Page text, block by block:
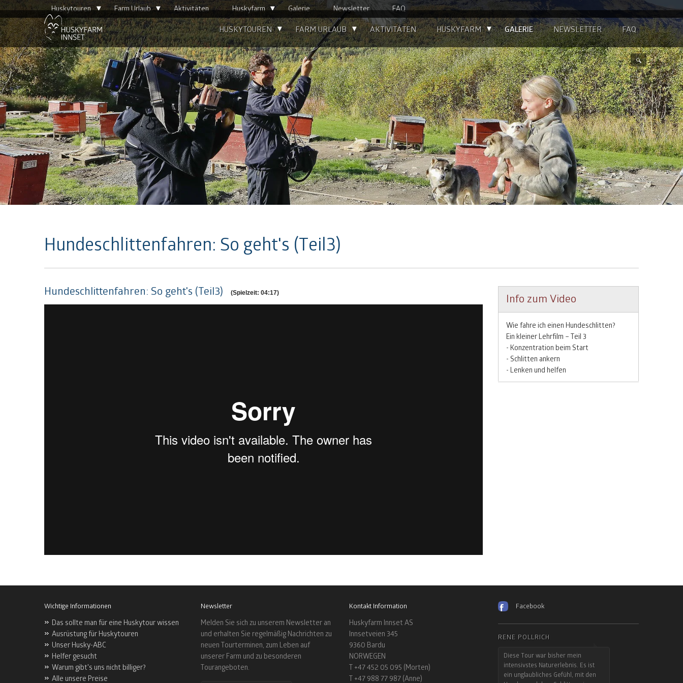
HUSKYTOUREN ▴ FARM URLAUB ▴ AKTIVITÄTEN HUSKYFARM ▴ GALERIE NEWSLETTER FAQ
Hundeschlittenfahren: So geht's (Teil3)
Hundeschlittenfahren: So geht's (Teil3) (Spielzeit: 04:17) Info zum Video
Wie fahre ich einen Hundeschlitten?
Ein kleiner Lehrfilm – Teil 3
- Konzentration beim Start
- Schlitten ankern
- Lenken und helfen
Wichtige Informationen
Das sollte man für eine Huskytour wissen
Ausrüstung für Huskytouren
Unser Husky-ABC
Helfer gesucht
Warum gibt's uns nicht billiger?
Alle unsere Preise
Newsletter
Melden Sie sich zu unserem Newsletter an
und erhalten Sie regelmäßig Nachrichten zu
neuen Tourterminen, zum Leben auf
unserer Farm und zu besonderen
Tourangeboten.
Kontakt Information
Huskyfarm Innset AS
Innsetveien 345
9360 Bardu
NORWEGEN
T +47 452 05 095 (Morten)
T +47 988 77 987 (Anne)
Facebook
RENÉ POLLRICH
Diese Tour war bisher mein
intensivstes Naturerlebnis. Es ist
ein unglaubliches Gefühl, mit den
Huskytouren ▴ Farm Urlaub ▴ Aktivitäten Huskyfarm ▴ Galerie Newsletter FAQ